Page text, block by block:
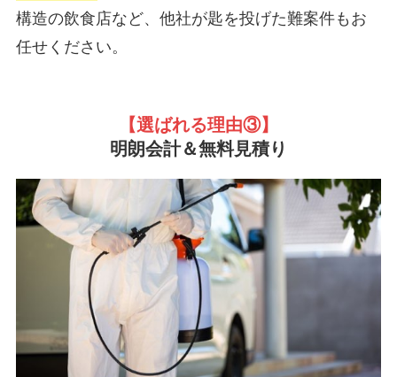
構造の飲食店など、他社が匙を投げた難案件もお
任せください。
【選ばれる理由③】
明朗会計＆無料見積り